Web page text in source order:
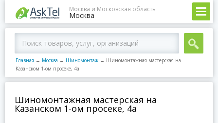
Москва и Московская область
Москва
Главная → Москва → Шиномонтаж → Шиномонтажная мастерская на
Казанском 1-ом просеке, 4а
Шиномонтажная мастерская на
Казанском 1-ом просеке, 4а